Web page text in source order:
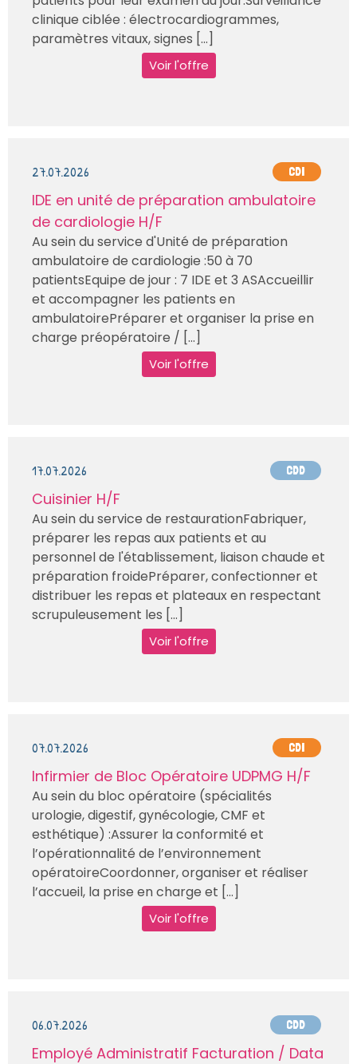
clinique ciblée : électrocardiogrammes,
paramètres vitaux, signes [...]
Voir l'offre
27.07.2026 CDI
IDE en unité de préparation ambulatoire
de cardiologie H/F
Au sein du service d'Unité de préparation
ambulatoire de cardiologie :50 à 70
patientsEquipe de jour : 7 IDE et 3 ASAccueillir
et accompagner les patients en
ambulatoirePréparer et organiser la prise en
charge préopératoire / [...]
Voir l'offre
17.07.2026 CDD
Cuisinier H/F
Au sein du service de restaurationFabriquer,
préparer les repas aux patients et au
personnel de l'établissement, liaison chaude et
préparation froidePréparer, confectionner et
distribuer les repas et plateaux en respectant
scrupuleusement les [...]
Voir l'offre
07.07.2026 CDI
Infirmier de Bloc Opératoire UDPMG H/F
Au sein du bloc opératoire (spécialités
urologie, digestif, gynécologie, CMF et
esthétique) :Assurer la conformité et
l’opérationnalité de l’environnement
opératoireCoordonner, organiser et réaliser
l’accueil, la prise en charge et [...]
Voir l'offre
06.07.2026 CDD
Employé Administratif Facturation / Data